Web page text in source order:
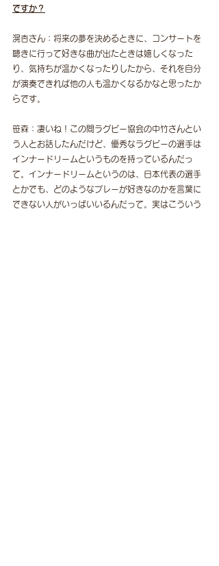
ですか？
滉杏さん：将来の夢を決めるときに、コンサートを
聴きに行って好きな曲が出たときは嬉しくなった
り、気持ちが温かくなったりしたから、それを自分
が演奏できれば他の人も温かくなるかなと思ったか
らです。
笹森：凄いね！この間ラグビー協会の中竹さんとい
う人とお話したんだけど、優秀なラグビーの選手は
インナードリームというものを持っているんだっ
て。インナードリームというのは、日本代表の選手
とかでも、どのようなプレーが好きなのかを言葉に
できない人がいっぱいいるんだって。実はこういう